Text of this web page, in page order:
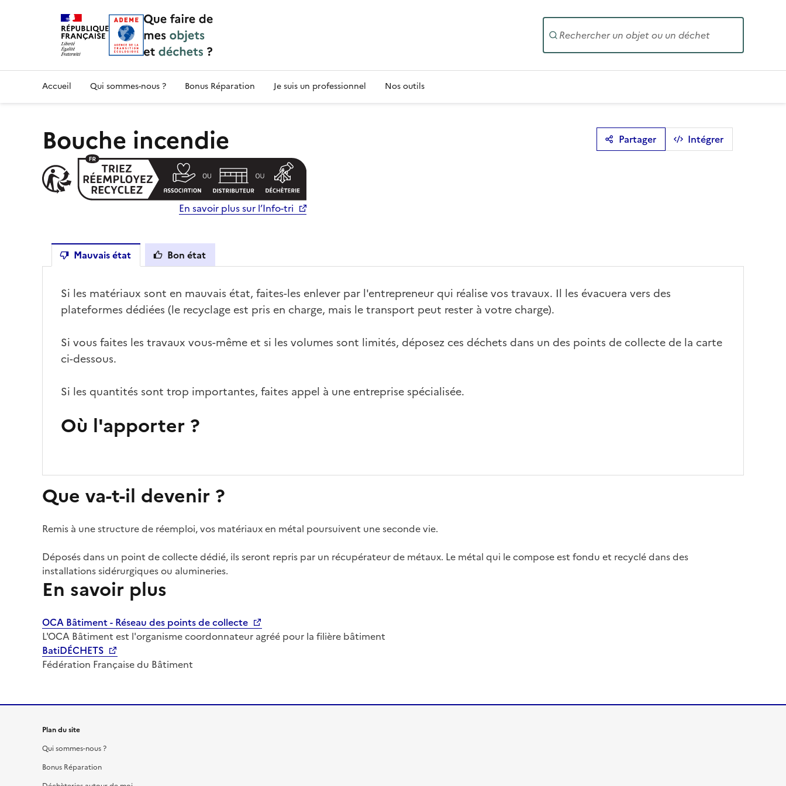
Accueil — Que Faire de mes objets & déchets Entrez
Accueil Qui sommes-nous ? Bonus Réparation Je suis un professionnel Nos outils
Bouche incendie
En savoir plus sur l’Info-tri
Partager Intégrer
Mauvais état Bon état
Si les matériaux sont en mauvais état, faites-les enlever par l'entrepreneur qui réalise vos travaux. Il les évacuera vers des
plateformes dédiées (le recyclage est pris en charge, mais le transport peut rester à votre charge).
Si vous faites les travaux vous-même et si les volumes sont limités, déposez ces déchets dans un des points de collecte de la carte
ci-dessous.
Si les quantités sont trop importantes, faites appel à une entreprise spécialisée.
Où l'apporter ?
Que va-t-il devenir ?
Remis à une structure de réemploi, vos matériaux en métal poursuivent une seconde vie.
Déposés dans un point de collecte dédié, ils seront repris par un récupérateur de métaux. Le métal qui le compose est fondu et recyclé dans des
installations sidérurgiques ou alumineries.
En savoir plus
OCA Bâtiment - Réseau des points de collecte
L'OCA Bâtiment est l'organisme coordonnateur agréé pour la filière bâtiment
BatiDÉCHETS
Fédération Française du Bâtiment
Plan du site
Qui sommes-nous ?
Bonus Réparation